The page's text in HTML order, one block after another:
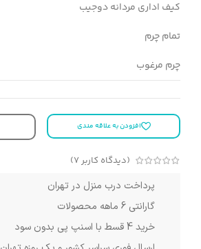
کیف اداری مردانه دوجیب
تمام چرم
چرم مرغوب
افزودن به علاقه مندی
(دیدگاه کاربر7
)
پرداخت درب منزل در تهران
گارانتی 6 ماهه محصولات
خرید 4 قسط با اسنپ پی بدون سود